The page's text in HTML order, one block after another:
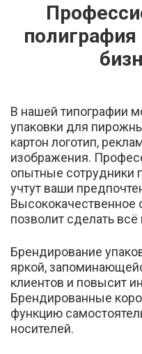
В нашей типографии
упаковки для
картон логотип,
изображения.
опытные сотрудники
учтут ваши
Высококачественное
позволит сделать
Брендирование
яркой,
клиентов и повысит
Брендированные
функцию
носителей.